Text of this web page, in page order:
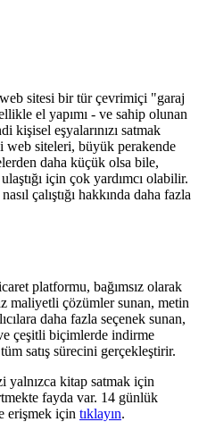
sitesi bir tür çevrimiçi "garaj
el yapımı - ve sahip olunan
kişisel eşyalarınızı satmak
web siteleri, büyük perakende
daha küçük olsa bile,
için çok yardımcı olabilir.
çalıştığı hakkında daha fazla
platformu, bağımsız olarak
maliyetli çözümler sunan, metin
daha fazla seçenek sunan,
çeşitli biçimlerde indirme
satış sürecini gerçekleştirir.
yalnızca kitap satmak için
fayda var. 14 günlük
erişmek için tıklayın.